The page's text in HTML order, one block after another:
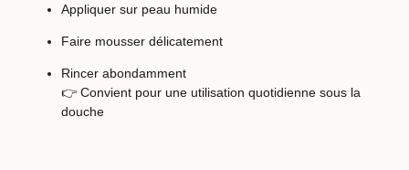
Appliquer sur peau humide
Faire mousser délicatement
Rincer abondamment
👉 Convient pour une utilisation quotidienne sous la
douche